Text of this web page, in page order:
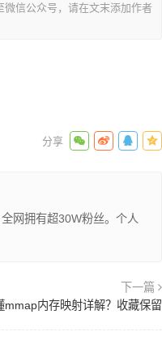
信公众号，请在文末添加作者
网拥有超30W粉丝。个人
下一篇
mmap内存映射详解？收藏保留